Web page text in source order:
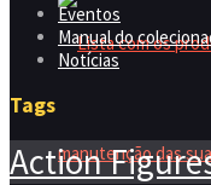
Eventos
Manual do
Notícias
Tags
Action